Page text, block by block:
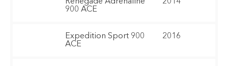
900 ACE
Expedition Sport 900
ACE
2016